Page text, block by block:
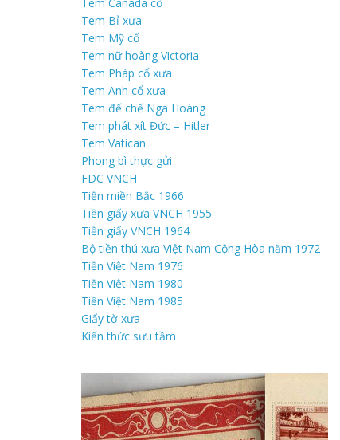
Tem Bỉ xưa
Tem Mỹ cổ
Tem nữ hoàng Victoria
Tem Pháp cổ xưa
Tem Anh cổ xưa
Tem đế chế Nga Hoàng
Tem phát xít Đức – Hitler
Tem Vatican
Phong bì thực gửi
FDC VNCH
Tiền miền Bắc 1966
Tiền giấy xưa VNCH 1955
Tiền giấy VNCH 1964
Bộ tiền thú xưa Việt Nam Cộng Hòa năm 1972
Tiền Việt Nam 1976
Tiền Việt Nam 1980
Tiền Việt Nam 1985
Giấy tờ xưa
Kiến thức sưu tầm